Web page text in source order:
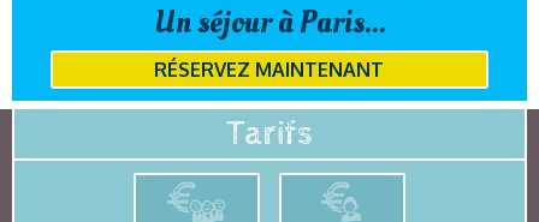
Un séjour à Paris...
RÉSERVEZ MAINTENANT
Tarifs